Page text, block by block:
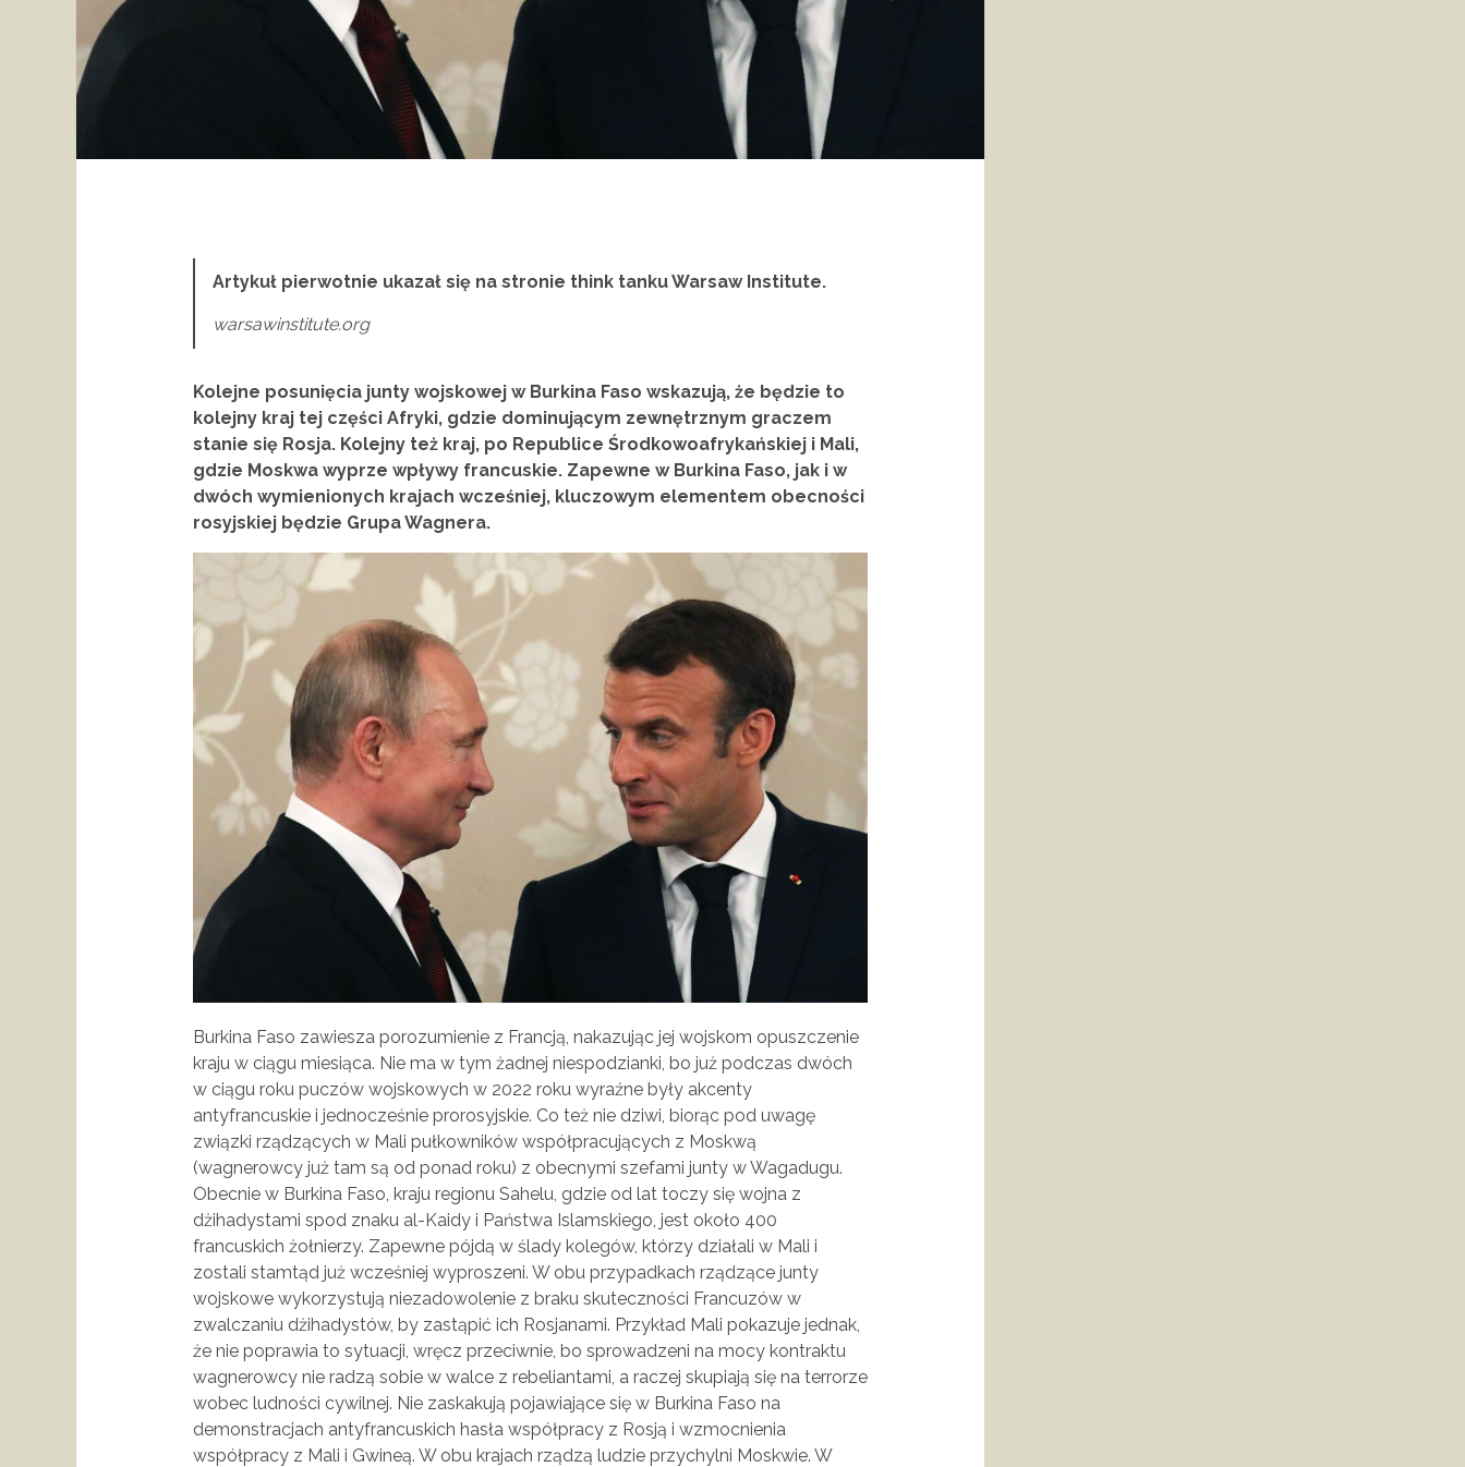
Artykuł pierwotnie ukazał się na stronie think tanku Warsaw Institute.
warsawinstitute.org
Kolejne posunięcia junty wojskowej w Burkina Faso wskazują, że będzie to
kolejny kraj tej części Afryki, gdzie dominującym zewnętrznym graczem
stanie się Rosja. Kolejny też kraj, po Republice Środkowoafrykańskiej i Mali,
gdzie Moskwa wyprze wpływy francuskie. Zapewne w Burkina Faso, jak i w
dwóch wymienionych krajach wcześniej, kluczowym elementem obecności
rosyjskiej będzie Grupa Wagnera.
Burkina Faso zawiesza porozumienie z Francją, nakazując jej wojskom opuszczenie
kraju w ciągu miesiąca. Nie ma w tym żadnej niespodzianki, bo już podczas dwóch
w ciągu roku puczów wojskowych w 2022 roku wyraźne były akcenty
antyfrancuskie i jednocześnie prorosyjskie. Co też nie dziwi, biorąc pod uwagę
związki rządzących w Mali pułkowników współpracujących z Moskwą
(wagnerowcy już tam są od ponad roku) z obecnymi szefami junty w Wagadugu.
Obecnie w Burkina Faso, kraju regionu Sahelu, gdzie od lat toczy się wojna z
dżihadystami spod znaku al-Kaidy i Państwa Islamskiego, jest około 400
francuskich żołnierzy. Zapewne pójdą w ślady kolegów, którzy działali w Mali i
zostali stamtąd już wcześniej wyproszeni. W obu przypadkach rządzące junty
wojskowe wykorzystują niezadowolenie z braku skuteczności Francuzów w
zwalczaniu dżihadystów, by zastąpić ich Rosjanami. Przykład Mali pokazuje jednak,
że nie poprawia to sytuacji, wręcz przeciwnie, bo sprowadzeni na mocy kontraktu
wagnerowcy nie radzą sobie w walce z rebeliantami, a raczej skupiają się na terrorze
wobec ludności cywilnej. Nie zaskakują pojawiające się w Burkina Faso na
demonstracjach antyfrancuskich hasła współpracy z Rosją i wzmocnienia
współpracy z Mali i Gwineą. W obu krajach rządzą ludzie przychylni Moskwie. W